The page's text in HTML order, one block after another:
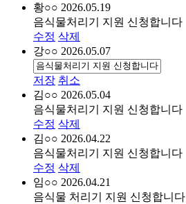
황○○ 2026.05.19
음식물처리기 지원 신청합니다
수정 삭제
강○○ 2026.05.07
저장 취소
김○○ 2026.05.04
음식물처리기 지원 신청합니다
수정 삭제
김○○ 2026.04.22
음식물처리기 지원 신청합니다
수정 삭제
임○○ 2026.04.21
음식물 처리기 지원 신청합니다